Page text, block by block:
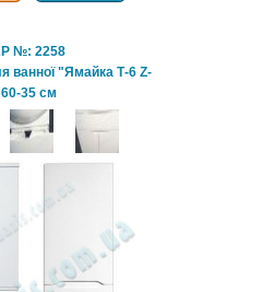
№: 2258
ванної "Ямайка Т-6 Z-
35 см